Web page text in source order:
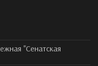
"Сенатская